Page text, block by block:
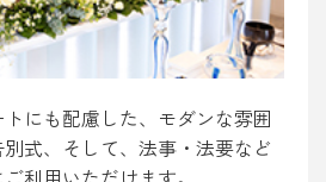
にも配慮した、モダンな雰囲
式、そして、法事・法要など